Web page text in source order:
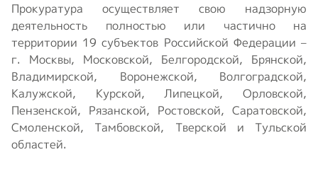
Прокуратура осуществляет свою надзорную
деятельность полностью или частично на
территории 19 субъектов Российской Федерации –
г. Москвы, Московской, Белгородской, Брянской,
Владимирской, Воронежской, Волгоградской,
Калужской, Курской, Липецкой, Орловской,
Пензенской, Рязанской, Ростовской, Саратовской,
Смоленской, Тамбовской, Тверской и Тульской
областей.